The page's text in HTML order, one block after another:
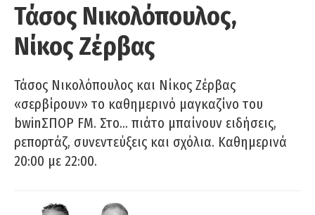
Τάσος Νικολόπουλος,
Νίκος Ζέρβας
Τάσος Νικολόπουλος και Νίκος Ζέρβας
«σερβίρουν» το καθημερινό μαγκαζίνο του
bwinΣΠΟΡ FM. Στο… πιάτο μπαίνουν ειδήσεις,
ρεπορτάζ, συνεντεύξεις και σχόλια. Καθημερινά
20:00 με 22:00.